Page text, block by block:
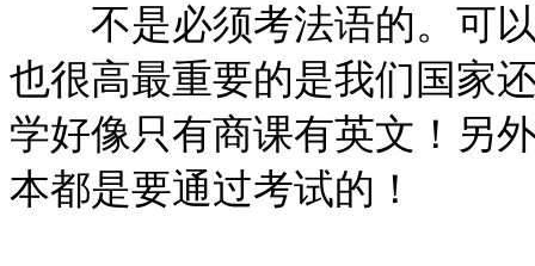
不是必须考法语的。可以
也很高最重要的是我们国家
学好像只有商课有英文！另
本都是要通过考试的！